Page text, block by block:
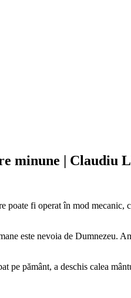
minune | Claudiu
poate fi operat în mod
este nevoia de Dumnezeu.
pământ, a deschis calea